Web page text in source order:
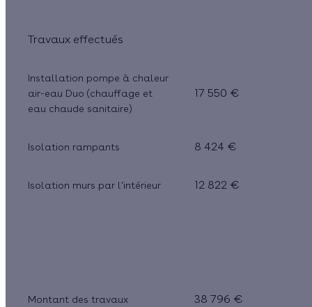
Travaux effectués
Installation pompe à chaleur
air-eau Duo (chauffage et
eau chaude sanitaire)
17 550 €
Isolation rampants 8 424 €
Isolation murs par l'intérieur 12 822 €
Montant des travaux 38 796 €